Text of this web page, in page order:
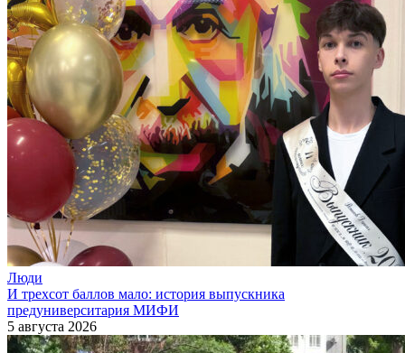
Люди
И трехсот баллов мало: история выпускника
предуниверситария МИФИ
5 августа 2026